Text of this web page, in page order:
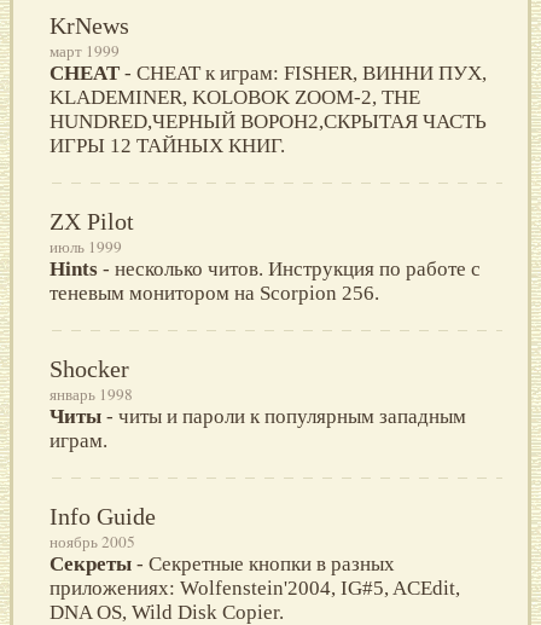
KrNews
март 1999
CHEAT - CHEAT к играм: FISHER, ВИННИ ПУХ,
KLADEMINER, KOLOBOK ZOOM-2, THE
HUNDRED,ЧЕРНЫЙ ВОРОН2,СКРЫТАЯ ЧАСТЬ
ИГРЫ 12 ТАЙНЫХ КНИГ.
ZX Pilot
июль 1999
Hints - несколько читов. Инструкция по работе с
теневым монитором на Scorpion 256.
Shocker
январь 1998
Читы - читы и пароли к популярным западным
играм.
Info Guide
ноябрь 2005
Секреты - Секретные кнопки в разных
приложениях: Wolfenstein'2004, IG#5, ACEdit,
DNA OS, Wild Disk Copier.